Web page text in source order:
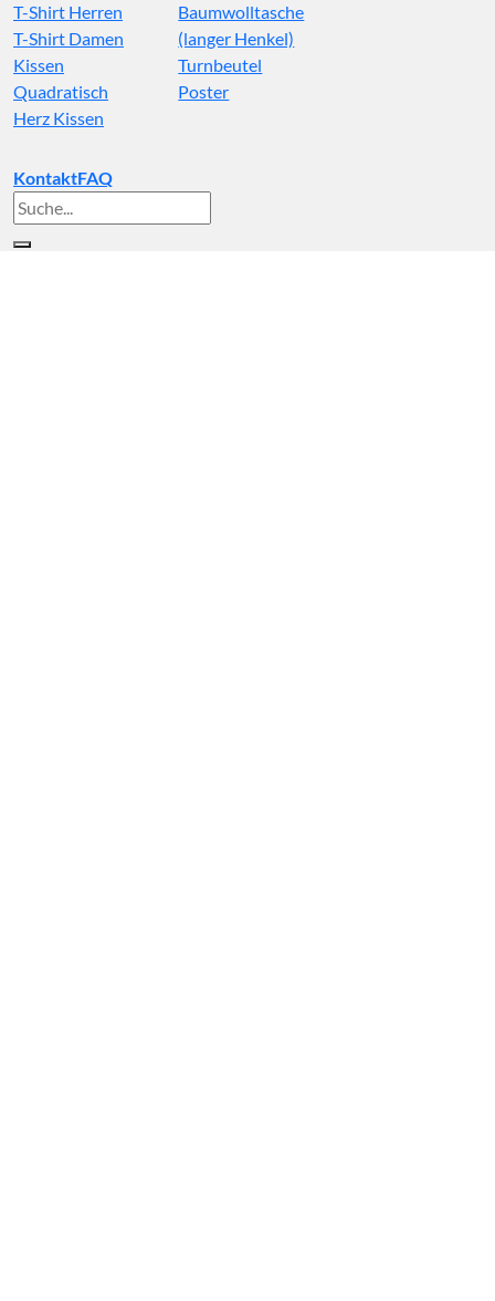
T-Shirt Herren
T-Shirt Damen
Kissen
Quadratisch
Herz Kissen
Baumwolltasche
(langer Henkel)
Turnbeutel
Poster
KontaktFAQ
Suche
nach: